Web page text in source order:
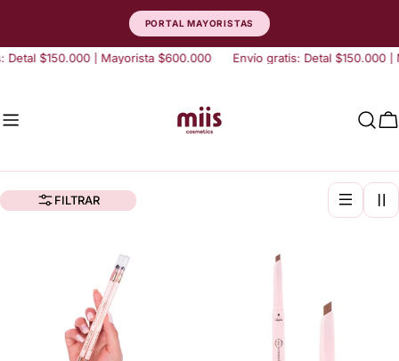
PORTAL MAYORISTAS
Detal $150.000 | Mayorista $600.000 Envío gratis: Detal $150.000 |
FILTRAR